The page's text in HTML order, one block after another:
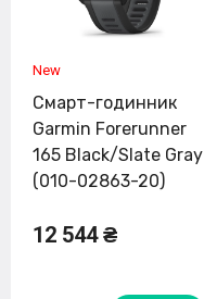
Смарт-годинник
Garmin Forerunner
165 Black/Slate Gray
(010-02863-20)
12 544 ₴